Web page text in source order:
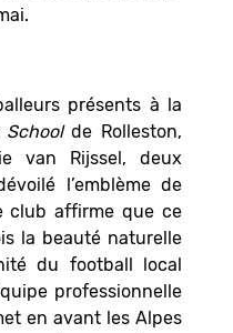
présents à la
Schoolde Rolleston,
van Rijssel, deux
l’emblème de
club affirme que ce
la beauté naturelle
du football local
professionnelle
en avant les Alpes